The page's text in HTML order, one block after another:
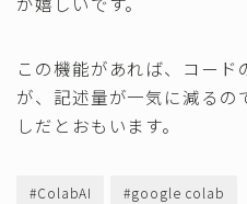
この機能があれば、コー
が、記述量が一気に減るの
しだとおもいます。
#ColabAI #google colab